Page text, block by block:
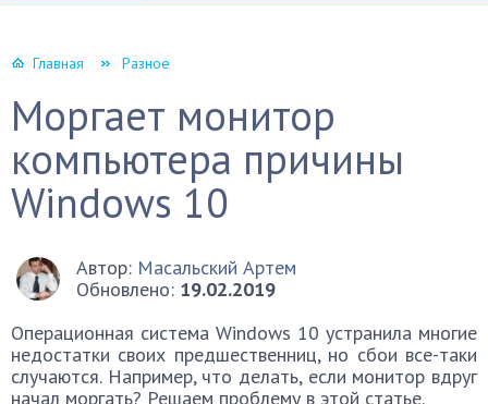
Главная Разное
Моргает монитор
компьютера причины
Windows 10
Автор: Масальский Артем
Обновлено: 19.02.2019
Операционная система Windows 10 устранила многие
недостатки своих предшественниц, но сбои все-таки
случаются. Например, что делать, если монитор вдруг
начал моргать? Решаем проблему в этой статье.